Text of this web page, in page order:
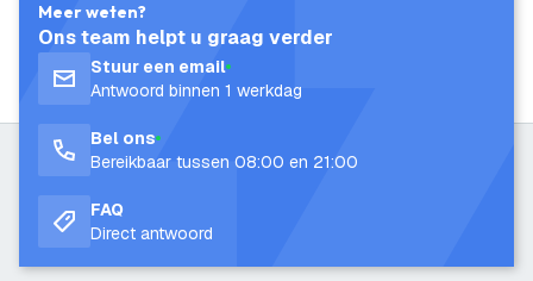
Meer weten?
Ons team helpt u graag verder
Stuur een email
Antwoord binnen 1 werkdag
Bel ons
Bereikbaar tussen 08:00 en 21:00
FAQ
Direct antwoord